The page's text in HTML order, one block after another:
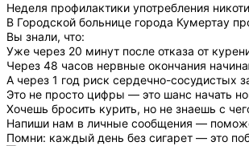
Неделя профилактики употребления
В Городской больнице города Кумертау
Вы знали, что:
Уже через 20 минут после отказа от
Через 48 часов нервные окончания
А через 1 год риск сердечно-сосудистых
Это не просто цифры — это шанс начать
Хочешь бросить курить, но не знаешь с
Напиши нам в личные сообщения —
Помни: каждый день без сигарет — это